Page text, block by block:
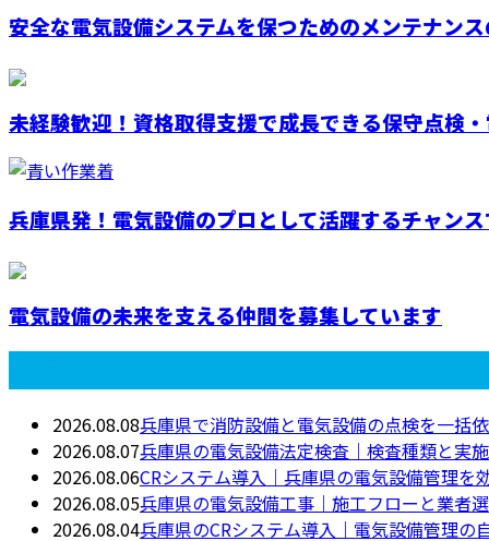
安全な電気設備システムを保つためのメンテナン
未経験歓迎！資格取得支援で成長できる保守点検
兵庫県発！電気設備のプロとして活躍するチャン
電気設備の未来を支える仲間を募集しています
2026.08.08兵庫県で消防設備と電気設備の点検を一括
2026.08.07兵庫県の電気設備法定検査｜検査種類と実
2026.08.06CRシステム導入｜兵庫県の電気設備管理を
2026.08.05兵庫県の電気設備工事｜施工フローと業者
2026.08.04兵庫県のCRシステム導入｜電気設備管理の